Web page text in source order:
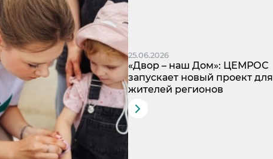
25.06.2026
«Двор – наш Дом»: ЦЕМРОС
запускает новый проект для
жителей регионов